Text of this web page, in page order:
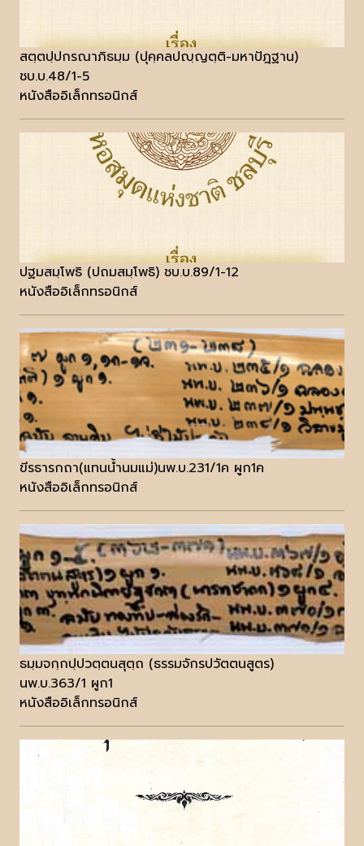
สตฺตปฺปกรณาภิธมฺม (ปุคฺคลปญฺญตฺติ-มหาปัฎฐาน)
ชบ.บ.48/1-5
หนังสืออิเล็กทรอนิกส์
ปฐมสมฺโพธิ (ปถมสมฺโพธิ) ชบ.บ.89/1-12
หนังสืออิเล็กทรอนิกส์
ขีรธารกถา(แทนน้ำนมแม่)นพ.บ.231/1ค ผูก1ค
หนังสืออิเล็กทรอนิกส์
ธมฺมจกฺกปฺปวตฺตนสุตฺถ (ธรรมจักรปวัตตนสูตร)
นพ.บ.363/1 ผูก1
หนังสืออิเล็กทรอนิกส์